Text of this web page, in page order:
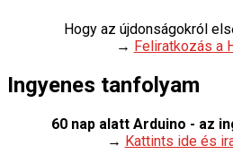
Hogy az újdonságokról
→ Feliratkozás a
Ingyenes tanfolyam
60 nap alatt Arduino - az
→ Kattints ide és